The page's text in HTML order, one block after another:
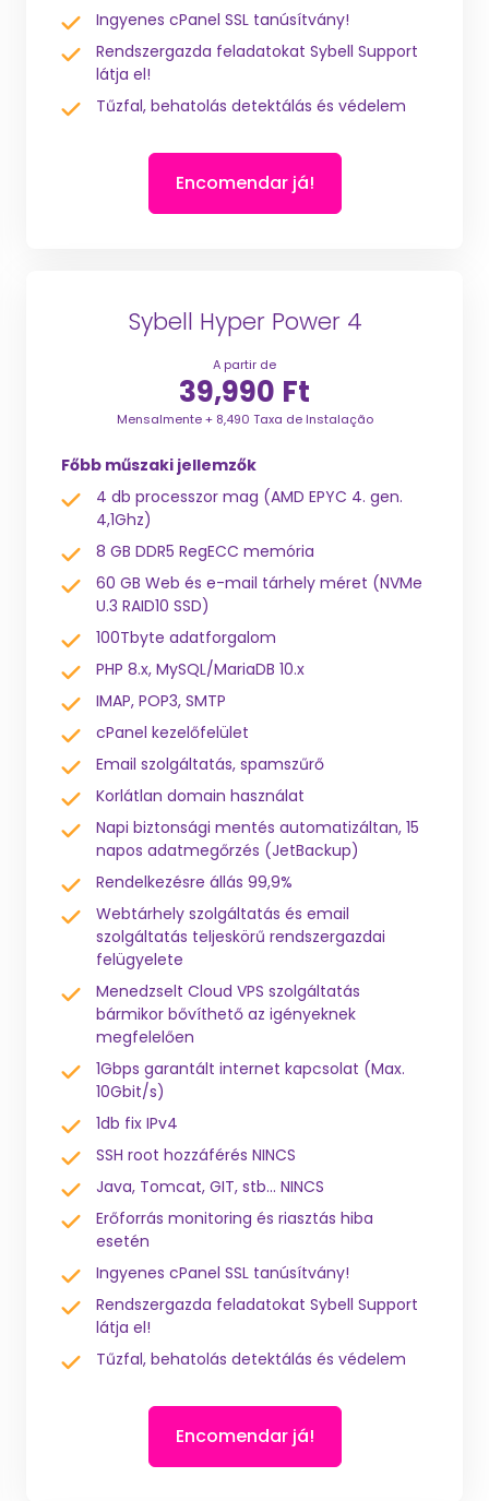
Ingyenes cPanel SSL tanúsítvány!
Rendszergazda feladatokat Sybell Support
látja el!
Tűzfal, behatolás detektálás és védelem
Encomendar já!
Sybell Hyper Power 4
A partir de
39,990 Ft
Mensalmente + 8,490 Taxa de Instalação
Főbb műszaki jellemzők
4 db processzor mag (AMD EPYC 4. gen.
4,1Ghz)
8 GB DDR5 RegECC memória
60 GB Web és e-mail tárhely méret (NVMe
U.3 RAID10 SSD)
100Tbyte adatforgalom
PHP 8.x, MySQL/MariaDB 10.x
IMAP, POP3, SMTP
cPanel kezelőfelület
Email szolgáltatás, spamszűrő
Korlátlan domain használat
Napi biztonsági mentés automatizáltan, 15
napos adatmegőrzés (JetBackup)
Rendelkezésre állás 99,9%
Webtárhely szolgáltatás és email
szolgáltatás teljeskörű rendszergazdai
felügyelete
Menedzselt Cloud VPS szolgáltatás
bármikor bővíthető az igényeknek
megfelelően
1Gbps garantált internet kapcsolat (Max.
10Gbit/s)
1db fix IPv4
SSH root hozzáférés NINCS
Java, Tomcat, GIT, stb... NINCS
Erőforrás monitoring és riasztás hiba
esetén
Ingyenes cPanel SSL tanúsítvány!
Rendszergazda feladatokat Sybell Support
látja el!
Tűzfal, behatolás detektálás és védelem
Encomendar já!